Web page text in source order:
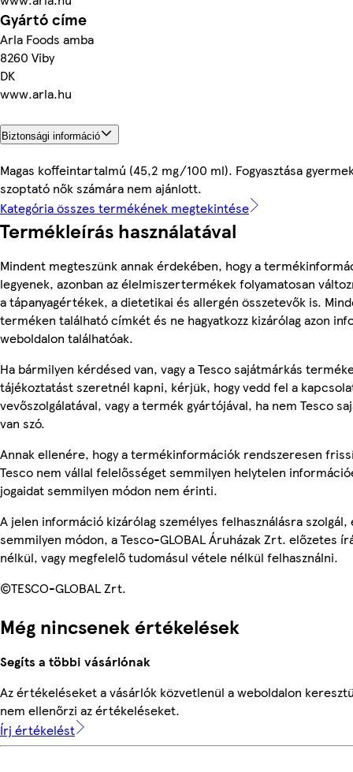
Gyártó címe
Arla Foods amba
8260 Viby
DK
www.arla.hu
Biztonsági információ
Magas koffeintartalmú (45,2 mg/100 ml). Fogyasztása
szoptató nők számára nem ajánlott.
Kategória összes termékének megtekintése
Termékleírás használatával
Mindent megteszünk annak érdekében, hogy a
legyenek, azonban az élelmiszertermékek folyamatosan
a tápanyagértékek, a dietetikai és allergén összetevők is.
terméken található címkét és ne hagyatkozz kizárólag azon
weboldalon találhatóak.
Ha bármilyen kérdésed van, vagy a Tesco sajátmárkás
tájékoztatást szeretnél kapni, kérjük, hogy vedd fel a
vevőszolgálatával, vagy a termék gyártójával, ha nem Tesco
van szó.
Annak ellenére, hogy a termékinformációk rendszeresen
Tesco nem vállal felelősséget semmilyen helytelen
jogaidat semmilyen módon nem érinti.
A jelen információ kizárólag személyes felhasználásra
semmilyen módon, a Tesco-GLOBAL Áruházak Zrt. előzetes
nélkül, vagy megfelelő tudomásul vétele nélkül felhasználni.
©TESCO-GLOBAL Zrt.
Még nincsenek értékelések
Segíts a többi vásárlónak
Az értékeléseket a vásárlók közvetlenül a weboldalon
nem ellenőrzi az értékeléseket.
Írj értékelést